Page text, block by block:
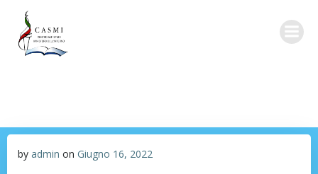
by admin on Giugno 16, 2022